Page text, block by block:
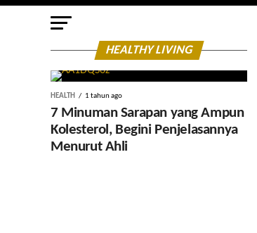
HEALTHY LIVING
HEALTH 1 tahun ago
7 Minuman Sarapan yang Ampun
Kolesterol, Begini Penjelasannya
Menurut Ahli